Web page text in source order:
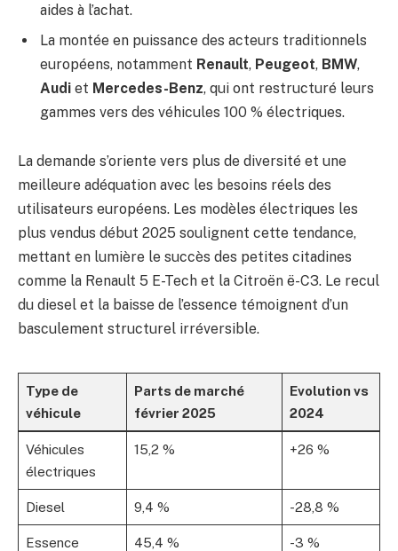
aides à l’achat.
La montée en puissance des acteurs traditionnels
européens, notamment Renault, Peugeot, BMW,
Audi et Mercedes-Benz, qui ont restructuré leurs
gammes vers des véhicules 100 % électriques.
La demande s’oriente vers plus de diversité et une
meilleure adéquation avec les besoins réels des
utilisateurs européens. Les modèles électriques les
plus vendus début 2025 soulignent cette tendance,
mettant en lumière le succès des petites citadines
comme la Renault 5 E-Tech et la Citroën ë-C3. Le recul
du diesel et la baisse de l’essence témoignent d’un
basculement structurel irréversible.
Type de
véhicule
Parts de marché
février 2025
Evolution vs
2024
Véhicules
électriques
15,2 % +26 %
Diesel 9,4 % -28,8 %
Essence 45,4 % -3 %